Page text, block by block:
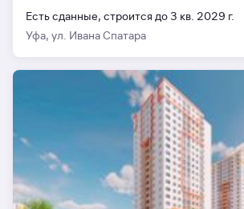
Есть сданные, строится до 3 кв. 2029 г.
Уфа, ул. Ивана Спатара